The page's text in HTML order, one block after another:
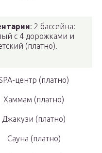
: 2 бассейна:
с 4 дорожками и
(платно).
центр (платно)
Хаммам (платно)
Джакузи (платно)
Сауна (платно)